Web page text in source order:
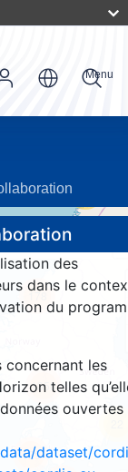
Menu
des
dans le
du
concernant les
telles
ouvertes
dataset/
178
1358
129